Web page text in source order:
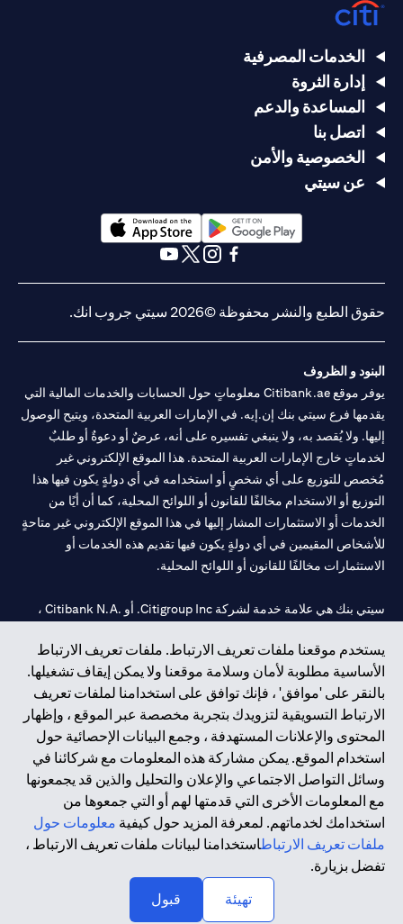
يستخدم موقعنا ملفات تعريف الارتباط. ملفات تعريف الارتباط
الأساسية مطلوبة لأمان وسلامة موقعنا ولا يمكن إيقاف تشغيلها.
بالنقر على 'موافق' ، فإنك توافق على استخدامنا لملفات تعريف
الارتباط التسويقية لتزويدك بتجربة مخصصة عبر الموقع ، وإظهار
المحتوى والإعلانات المستهدفة ، وجمع البيانات الإحصائية حول
استخدام الموقع. يمكن مشاركة هذه المعلومات مع شركائنا في
وسائل التواصل الاجتماعي والإعلان والتحليل والذين قد يجمعونها
مع المعلومات الأخرى التي قدمتها لهم أو التي جمعوها من
استخدامك لخدماتهم. لمعرفة المزيد حول كيفية معلومات حول
ملفات تعريف الارتباطاستخدامنا لبيانات ملفات تعريف الارتباط ،
تفضل بزيارة.
تهيئة
قبول
الخدمات المصرفية
إدارة الثروة
المساعدة والدعم
اتصل بنا
الخصوصية والأمن
عن سيتي
opens in a new tab
opens in a new tab
حقوق الطبع والنشر محفوظة ©2026 سيتي جروب انك.
البنود و الظروف
يوفر موقع Citibank.ae معلوماتٍ حول الحسابات والخدمات المالية التي
يقدمها فرع سيتي بنك إن.إيه. في الإمارات العربية المتحدة، ويتيح الوصول
إليها. ولا يُقصد به، ولا ينبغي تفسيره على أنه، عرضٌ أو دعوةٌ أو طلبٌ
لخدماتٍ خارج الإمارات العربية المتحدة. هذا الموقع الإلكتروني غير
مُخصص للتوزيع على أي شخصٍ أو استخدامه في أي دولةٍ يكون فيها هذا
التوزيع أو الاستخدام مخالفًا للقانون أو اللوائح المحلية، كما أن أيًا من
الخدمات أو الاستثمارات المشار إليها في هذا الموقع الإلكتروني غير متاحةٍ
للأشخاص المقيمين في أي دولةٍ يكون فيها تقديم هذه الخدمات أو
الاستثمارات مخالفًا للقانون أو اللوائح المحلية.
سيتي بنك هي علامة خدمة لشركة Citigroup Inc. أو .Citibank N.A ،
سيتي بنك إن. إيه. الإمارات مسجل لدى مصرف الإمارات المركزي تحت
أرقام التراخيص 202563 لفرع الوصل في دبي، 531989 لفرع مول
الإمارات في دبي، و CN-1002019 لفرع أبوظبي. هاتف: 4000 311 04.
فرع سيتي بنك إن إيه - الإمارات العربية المتحدة مرخص من مصرف
الإمارات العربية المتحدة المركزي كفرع لبنك أجنبي.
سيتي بنك إن إيه الإمارات العربية المتحدة مرخص من هيئة الأوراق المالية
والسلع في الإمارات العربية المتحدة ("SCA") للقيام بالنشاط المالي لـ أ)
الاستشارات المالية والتعريف والترويج بموجب ترخيص رقم
20200000097 ب) وسيط تداول في الأسواق الدولية بموجب ترخيص
حقوق الطبع والنشر محفوظة ©2026 سيتي جروب انك.